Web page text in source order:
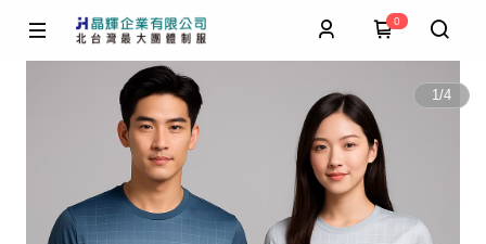
0
1/4